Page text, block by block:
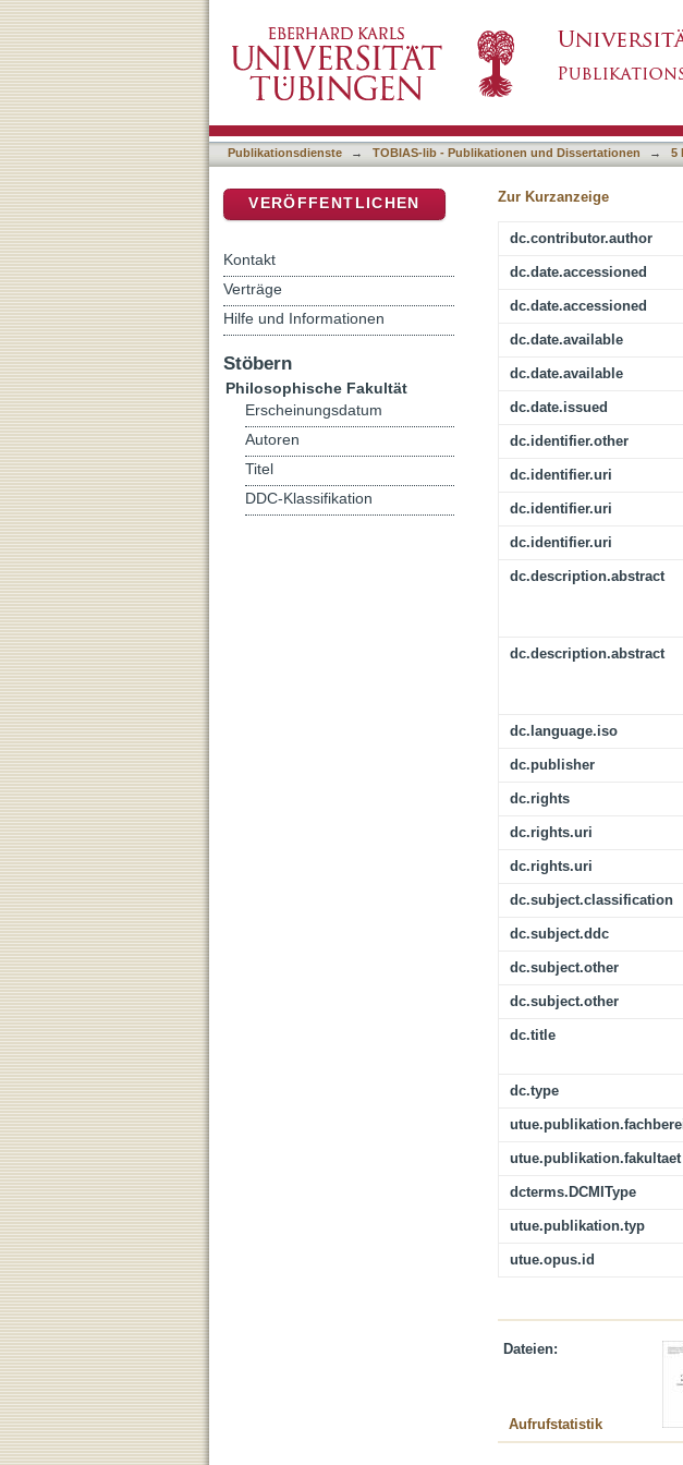
Publikationsdienste → TOBIAS-lib - Publikationen und Dissertationen → 5
Zur Kurzanzeige
dc.contributor.author
dc.date.accessioned
dc.date.accessioned
dc.date.available
dc.date.available
dc.date.issued
dc.identifier.other
dc.identifier.uri
dc.identifier.uri
dc.identifier.uri
dc.description.abstract
dc.description.abstract
dc.language.iso
dc.publisher
dc.rights
dc.rights.uri
dc.rights.uri
dc.subject.classification
dc.subject.ddc
dc.subject.other
dc.subject.other
dc.title
dc.type
utue.publikation.fakultaet
dcterms.DCMIType
utue.publikation.typ
utue.opus.id
Dateien:
Aufrufstatistik
VERÖFFENTLICHEN
Kontakt
Verträge
Hilfe und Informationen
Stöbern
Philosophische Fakultät
Erscheinungsdatum
Autoren
Titel
DDC-Klassifikation